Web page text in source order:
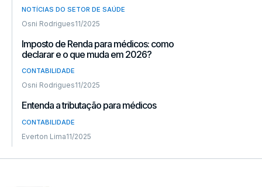
NOTÍCIAS DO SETOR DE SAÚDE
Osni Rodrigues11/2025
Imposto de Renda para médicos: como
declarar e o que muda em 2026?
CONTABILIDADE
Osni Rodrigues11/2025
Entenda a tributação para médicos
CONTABILIDADE
Everton Lima11/2025